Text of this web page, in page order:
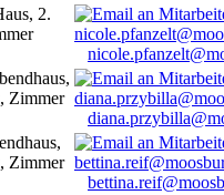
2.
Zimmer
Zimmer